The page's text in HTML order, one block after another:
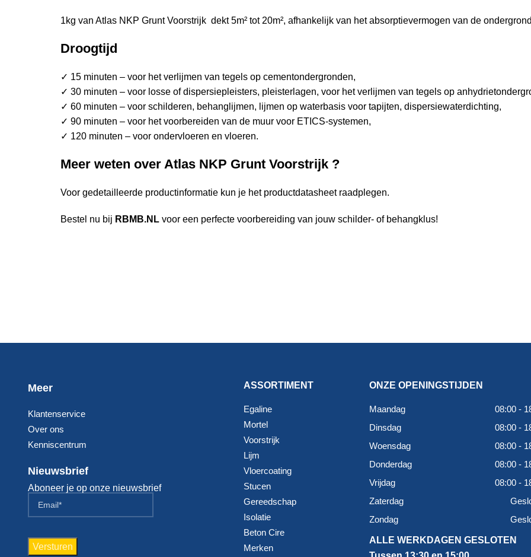
1kg van Atlas NKP Grunt Voorstrijk dekt 5m² tot 20m², afhankelijk van het absorptievermogen van de
Droogtijd
✓ 15 minuten – voor het verlijmen van tegels op cementondergronden,
✓ 30 minuten – voor losse of dispersiepleisters, pleisterlagen, voor het verlijmen van tegels op
✓ 60 minuten – voor schilderen, behanglijmen, lijmen op waterbasis voor tapijten, dispersiewaterdichting,
✓ 90 minuten – voor het voorbereiden van de muur voor ETICS-systemen,
✓ 120 minuten – voor ondervloeren en vloeren.
Meer weten over Atlas NKP Grunt Voorstrijk ?
Voor gedetailleerde productinformatie kun je het productdatasheet raadplegen.
Bestel nu bij RBMB.NL voor een perfecte voorbereiding van jouw schilder- of behangklus!
Meer
Klantenservice
Over ons
Kenniscentrum
Nieuwsbrief
Aboneer je op onze nieuwsbrief
ASSORTIMENT
Egaline
Mortel
Voorstrijk
Lijm
Vloercoating
Stucen
Gereedschap
Isolatie
Beton Cire
Merken
ONZE OPENINGSTIJDEN
Maandag
08:00 -
Dinsdag
08:00 -
Woensdag
08:00 -
Donderdag
08:00 -
Vrijdag
08:00 -
Zaterdag
Zondag
ALLE WERKDAGEN GESLOTEN